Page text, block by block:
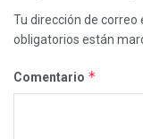
Tu dirección de correo
obligatorios están
Comentario *